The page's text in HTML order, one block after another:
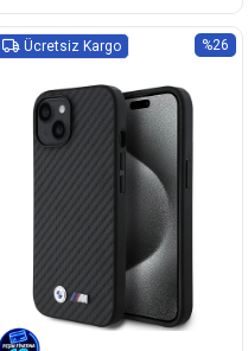
%26
Ücretsiz Kargo